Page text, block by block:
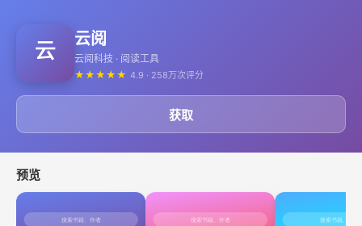
云阅
云阅科技 · 阅读工具
★ ★ ★ ★ ★ 4.9 · 258万次评分
获取
预览